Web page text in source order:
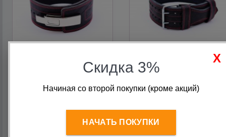
Пояс для пауэрлифтинга
с карабином, 10 см, 2
руб.
Пояс для пауэрлифтинга
10 см с пряжкой 2 иглы (2
4 560
Скидка 3%
Начиная со второй покупки (кроме акций)
НАЧАТЬ ПОКУПКИ